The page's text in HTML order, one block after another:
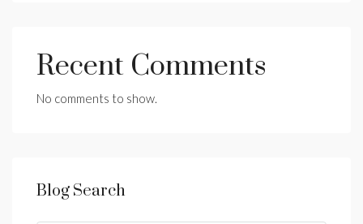
Recent Comments
No comments to show.
Blog Search